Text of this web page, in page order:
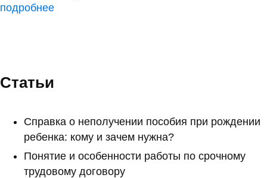
подробнее
Статьи
Справка о неполучении пособия при рождении
ребенка: кому и зачем нужна?
Понятие и особенности работы по срочному
трудовому договору